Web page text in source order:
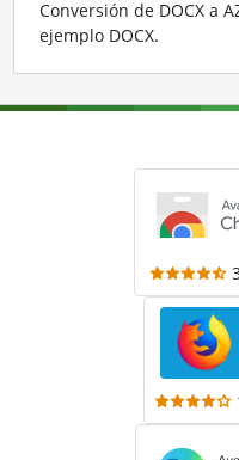
Conversión de DOCX a
ejemplo DOCX.